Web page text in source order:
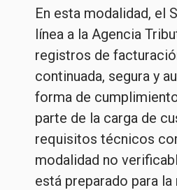
En esta modalidad, el
línea a la Agencia
registros de
continuada, segura y
forma de
parte de la carga de
requisitos técnicos
modalidad no
está preparado para la